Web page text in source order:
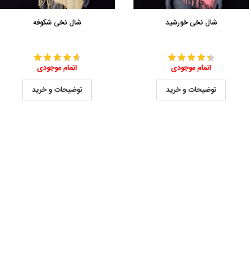
شال نخی خورشید
اتمام موجودی
توضیحات و خرید
شال نخی شکوفه
اتمام موجودی
توضیحات و خرید